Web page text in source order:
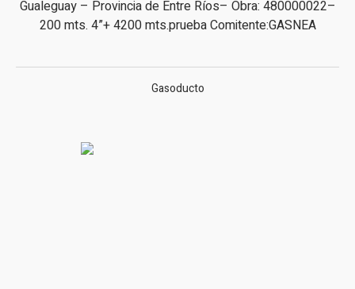
Gualeguay – Provincia de Entre Ríos– Obra: 480000022–
200 mts. 4”+ 4200 mts.prueba Comitente:GASNEA
Gasoducto